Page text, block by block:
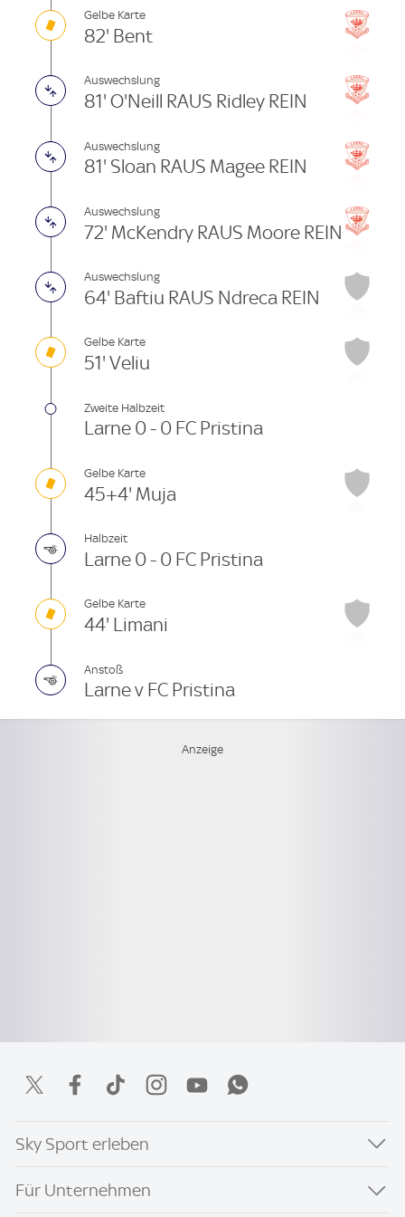
Gelbe Karte
82' Bent
Auswechslung
81' O'Neill RAUS Ridley REIN
Auswechslung
81' Sloan RAUS Magee REIN
Auswechslung
72' McKendry RAUS Moore REIN
Auswechslung
64' Baftiu RAUS Ndreca REIN
Gelbe Karte
51' Veliu
Zweite Halbzeit
Larne 0 - 0 FC Pristina
Gelbe Karte
45+4' Muja
Halbzeit
Larne 0 - 0 FC Pristina
Gelbe Karte
44' Limani
Anstoß
Larne v FC Pristina
Sky Sport erleben
Für Unternehmen